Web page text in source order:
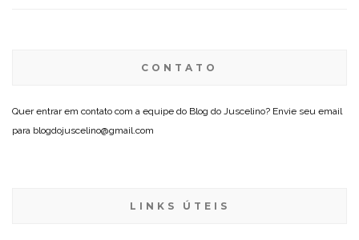
CONTATO
Quer entrar em contato com a equipe do Blog do Juscelino? Envie seu email
para blogdojuscelino@gmail.com
LINKS ÚTEIS